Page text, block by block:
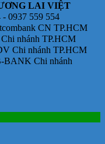
LAI VIỆT
0937 559 554
CN TP.HCM
nhánh TP.HCM
Chi nhánh TP.HCM
BANK Chi nhánh